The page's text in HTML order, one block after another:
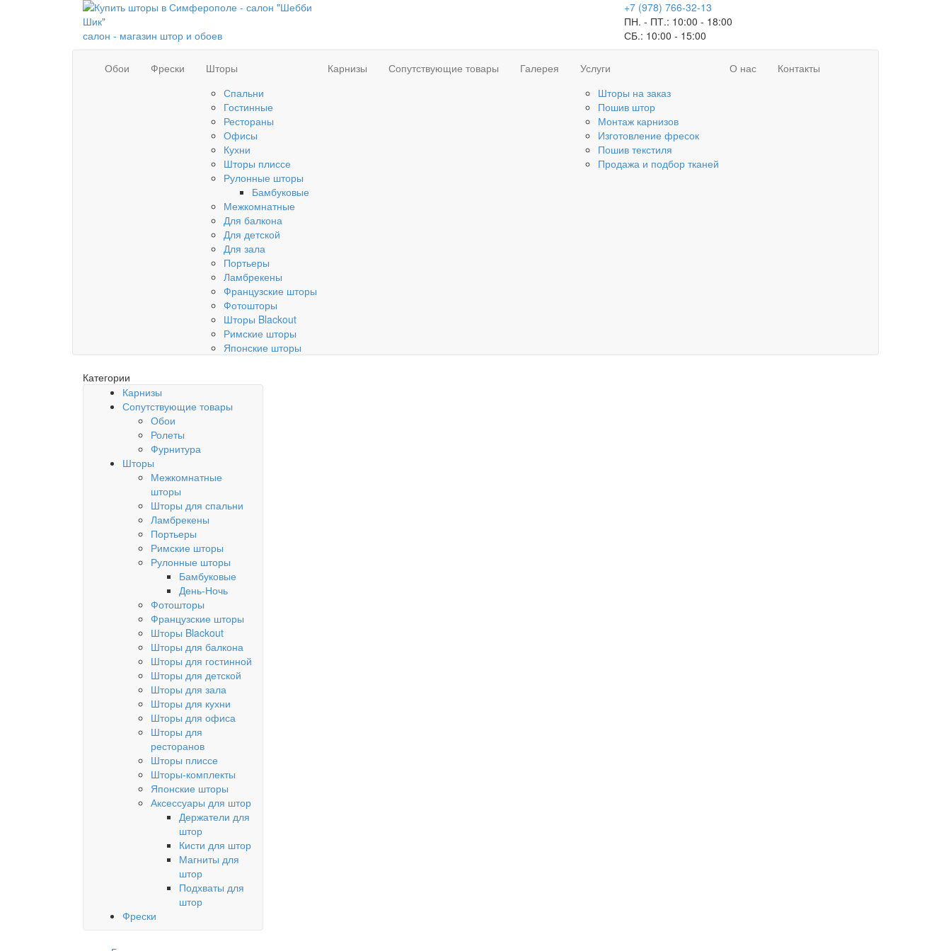
салон - магазин штор и обоев
+7 (978) 766-32-13
ПН. - ПТ.: 10:00 - 18:00
СБ.: 10:00 - 15:00
Обои Фрески
Шторы
Спальни
Гостинные
Рестораны
Офисы
Кухни
Шторы плиссе
Рулонные шторы
Бамбуковые
Межкомнатные
Для балкона
Для детской
Для зала
Портьеры
Ламбрекены
Французские шторы
Фотошторы
Шторы Blackout
Римские шторы
Японские шторы
Карнизы Сопутствующие товары Галерея
Услуги
Шторы на заказ
Пошив штор
Монтаж карнизов
Изготовление фресок
Пошив текстиля
Продажа и подбор тканей
О нас Контакты
Категории
Карнизы
Сопутствующие товары
Обои
Ролеты
Фурнитура
Шторы
Межкомнатные
шторы
Шторы для спальни
Ламбрекены
Портьеры
Римские шторы
Рулонные шторы
Бамбуковые
День-Ночь
Фотошторы
Французские шторы
Шторы Blackout
Шторы для балкона
Шторы для гостинной
Шторы для детской
Шторы для зала
Шторы для кухни
Шторы для офиса
Шторы для
ресторанов
Шторы плиссе
Шторы-комплекты
Японские шторы
Аксессуары для штор
Держатели для
штор
Кисти для штор
Магниты для
штор
Подхваты для
штор
Фрески